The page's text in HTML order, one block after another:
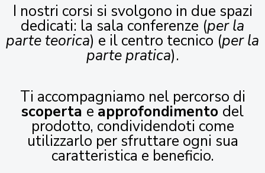
I nostri corsi si svolgono in due spazi
dedicati: la sala conferenze (per la
parte teorica) e il centro tecnico (per la
parte pratica).
Ti accompagniamo nel percorso di
scoperta e approfondimento del
prodotto, condividendoti come
utilizzarlo per sfruttare ogni sua
caratteristica e beneficio.